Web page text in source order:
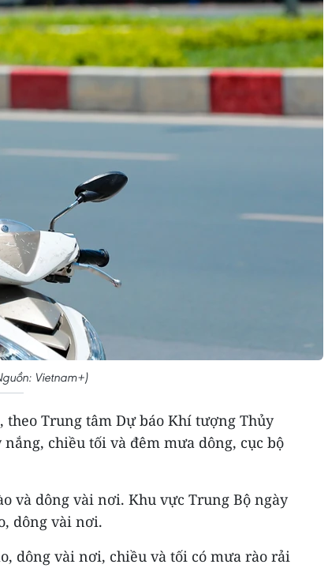
Vietnam+)
Trung tâm Dự báo Khí tượng Thủy
chiều tối và đêm mưa dông, cục bộ
và dông vài nơi. Khu vực Trung Bộ ngày
dông vài nơi.
dông vài nơi, chiều và tối có mưa rào rải